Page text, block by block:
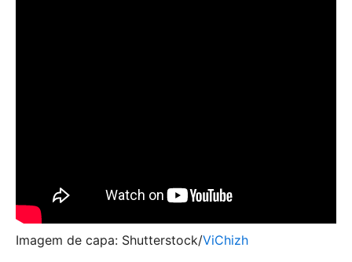
Imagem de capa: Shutterstock/ViChizh